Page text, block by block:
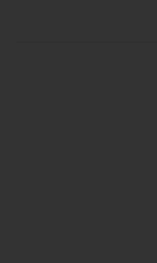
• Możliwość
• Możliwość
• W komplecie
montaż obudowy